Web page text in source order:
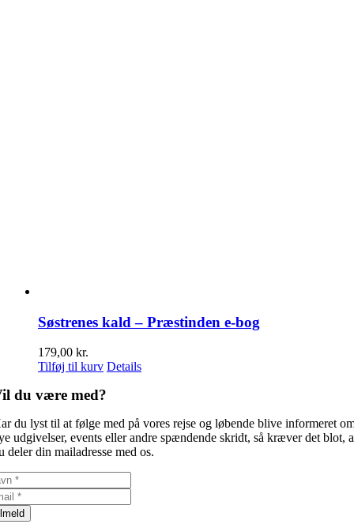
Søstrenes kald – Præstinden e-bog
179,00 kr.
Tilføj til kurv Details
du være med?
du lyst til at følge med på vores rejse og løbende blive informeret
udgivelser, events eller andre spændende skridt, så kræver det blot,
deler din mailadresse med os.